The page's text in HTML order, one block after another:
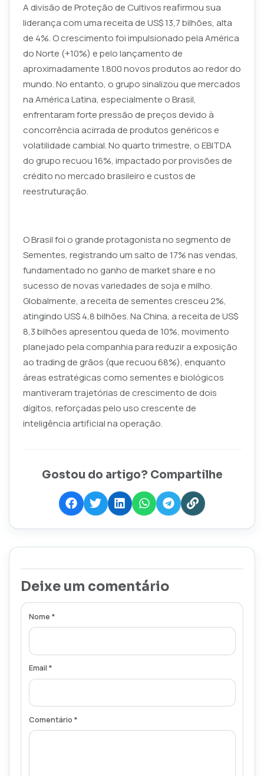
A divisão de Proteção de Cultivos reafirmou sua
liderança com uma receita de US$ 13,7 bilhões, alta
de 4%. O crescimento foi impulsionado pela América
do Norte (+10%) e pelo lançamento de
aproximadamente 1.800 novos produtos ao redor do
mundo. No entanto, o grupo sinalizou que mercados
na América Latina, especialmente o Brasil,
enfrentaram forte pressão de preços devido à
concorrência acirrada de produtos genéricos e
volatilidade cambial. No quarto trimestre, o EBITDA
do grupo recuou 16%, impactado por provisões de
crédito no mercado brasileiro e custos de
reestruturação.
O Brasil foi o grande protagonista no segmento de
Sementes, registrando um salto de 17% nas vendas,
fundamentado no ganho de market share e no
sucesso de novas variedades de soja e milho.
Globalmente, a receita de sementes cresceu 2%,
atingindo US$ 4,8 bilhões. Na China, a receita de US$
8,3 bilhões apresentou queda de 10%, movimento
planejado pela companhia para reduzir a exposição
ao trading de grãos (que recuou 68%), enquanto
áreas estratégicas como sementes e biológicos
mantiveram trajetórias de crescimento de dois
dígitos, reforçadas pelo uso crescente de
inteligência artificial na operação.
Gostou do artigo? Compartilhe
Deixe um comentário
Nome *
Email *
Comentário *